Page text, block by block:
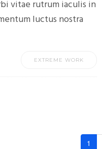
vitae rutrum iaculis in
luctus nostra
EXTREME WORK
1